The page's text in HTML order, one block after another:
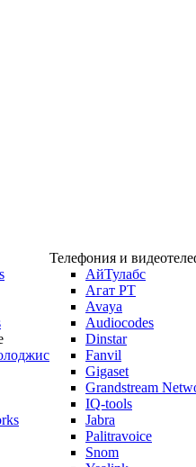
Телефония и
АйТулабс
Агат РТ
Avaya
Audiocodes
Dinstar
Fanvil
Gigaset
Grandstream
IQ-tools
Jabra
Palitravoice
Snom